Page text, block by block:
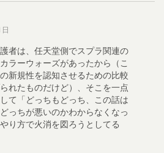
者は、任天堂側でスプラ関連の
ラーウォーズがあったから（こ
新規性を認知させるための比較
れたものだけど）、そこを一点
て「どっちもどっち、この話は
っちが悪いのかわからなくなっ
り方で火消を図ろうとしてる